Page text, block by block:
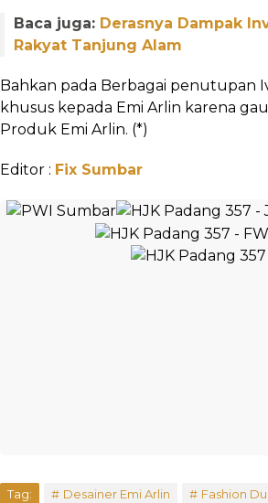
Baca juga: Derasnya Dampak
Rakyat Tanjung Alam
Bahkan pada Berbagai penutupan
khusus kepada Emi Arlin karena
Produk Emi Arlin. (*)
Editor : Fix Sumbar
Tag: Desainer Emi Arlin Fashion